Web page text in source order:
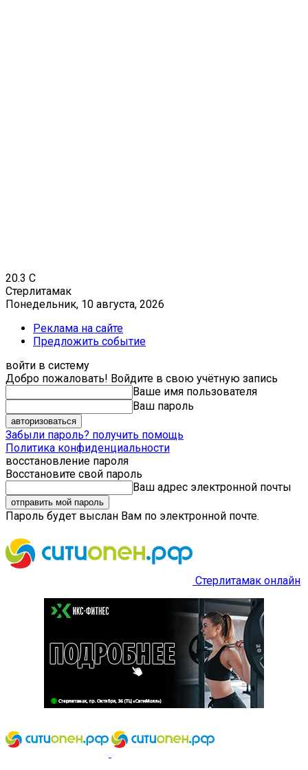
20.3 C
Стерлитамак
Понедельник, 10 августа, 2026
Реклама на сайте
Предложить событие
войти в систему
Добро пожаловать! Войдите в свою учётную запись
Ваше имя пользователя
Ваш пароль
Забыли пароль? получить помощь
Политика конфиденциальности
восстановление пароля
Восстановите свой пароль
Ваш адрес электронной почты
Пароль будет выслан Вам по электронной почте.
Стерлитамак онлайн